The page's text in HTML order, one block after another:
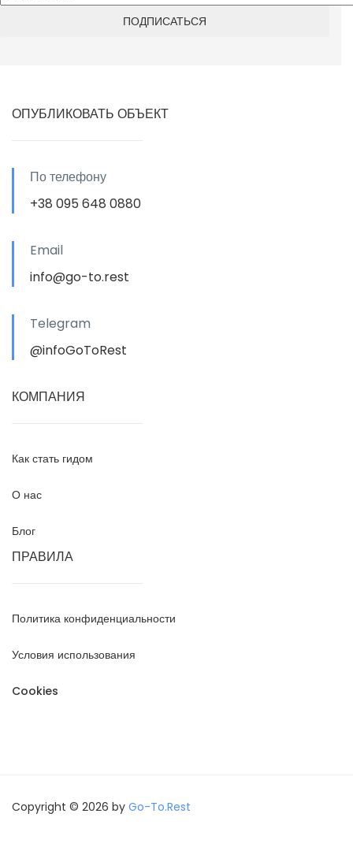
ОПУБЛИКОВАТЬ ОБЪЕКТ
По телефону
+38 095 648 0880
Email
info@go-to.rest
Telegram
@infoGoToRest
КОМПАНИЯ
Как стать гидом
О нас
Блог
ПРАВИЛА
Политика конфиденциальности
Условия использования
Cookies
Copyright © 2026 by Go-To.Rest